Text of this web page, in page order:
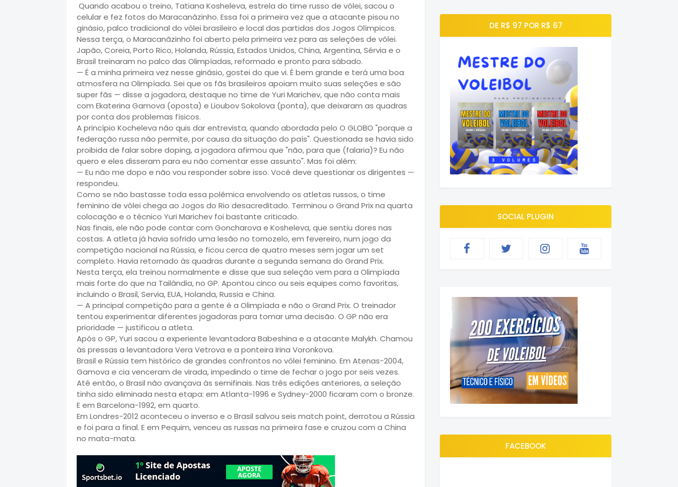
Quando acabou o treino, Tatiana Kosheleva, estrela do time russo de vôlei, sacou o
celular e fez fotos do Maracanãzinho. Essa foi a primeira vez que a atacante pisou no
ginásio, palco tradicional do vôlei brasileiro e local das partidas dos Jogos Olímpicos.
Nessa terça, o Maracanãzinho foi aberto pela primeira vez para as seleções de vôlei.
Japão, Coreia, Porto Rico, Holanda, Rússia, Estados Unidos, China, Argentina, Sérvia e o
Brasil treinaram no palco das Olimpíadas, reformado e pronto para sábado.
— É a minha primeira vez nesse ginásio, gostei do que vi. É bem grande e terá uma boa
atmosfera na Olimpíada. Sei que os fãs brasileiros apoiam muito suas seleções e são
super fãs — disse a jogadora, destaque no time de Yuri Marichev, que não conta mais
com Ekaterina Gamova (oposta) e Lioubov Sokolova (ponta), que deixaram as quadras
por conta dos problemas físicos.
A princípio Kocheleva não quis dar entrevista, quando abordada pelo O GLOBO "porque a
federação russa não permite, por causa da situação do país". Questionada se havia sido
proibida de falar sobre doping, a jogadora afirmou que "não, para que (falaria)? Eu não
quero e eles disseram para eu não comentar esse assunto". Mas foi além:
— Eu não me dopo e não vou responder sobre isso. Você deve questionar os dirigentes —
respondeu.
Como se não bastasse toda essa polêmica envolvendo os atletas russos, o time
feminino de vôlei chega ao Jogos do Rio desacreditado. Terminou o Grand Prix na quarta
colocação e o técnico Yuri Marichev foi bastante criticado.
Nas finais, ele não pode contar com Goncharova e Kosheleva, que sentiu dores nas
costas. A atleta já havia sofrido uma lesão no tornozelo, em fevereiro, num jogo da
competição nacional na Rússia, e ficou cerca de quatro meses sem jogar um set
completo. Havia retornado às quadras durante a segunda semana do Grand Prix.
Nesta terça, ela treinou normalmente e disse que sua seleção vem para a Olimpíada
mais forte do que na Tailândia, no GP. Apontou cinco ou seis equipes como favoritas,
incluindo o Brasil, Servia, EUA, Holanda, Russia e China.
— A principal competição para a gente é a Olimpíada e não o Grand Prix. O treinador
tentou experimentar diferentes jogadoras para tomar uma decisão. O GP não era
prioridade — justificou a atleta.
Após o GP, Yuri sacou a experiente levantadora Babeshina e a atacante Malykh. Chamou
às pressas a levantadora Vera Vetrova e a ponteira Irina Voronkova.
Brasil e Rússia tem histórico de grandes confrontos no vôlei feminino. Em Atenas-2004,
Gamova e cia venceram de virada, impedindo o time de fechar o jogo por seis vezes.
Até então, o Brasil não avançava às semifinais. Nas três edições anteriores, a seleção
tinha sido eliminada nesta etapa: em Atlanta-1996 e Sydney-2000 ficaram com o bronze.
E em Barcelona-1992, em quarto.
Em Londres-2012 aconteceu o inverso e o Brasil salvou seis match point, derrotou a Rússia
e foi para a final. E em Pequim, venceu as russas na primeira fase e cruzou com a China
no mata-mata.
DE R$ 97 POR R$ 67
SOCIAL PLUGIN
FACEBOOK